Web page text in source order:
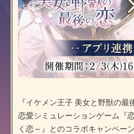
『イケメン王子 美女と野獣の
恋愛シミュレーションゲーム『
く恋～』とのコラボキャンペー